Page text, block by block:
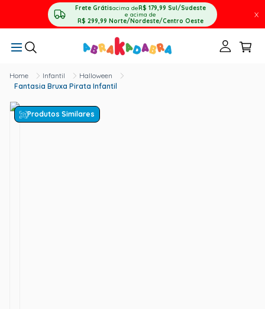
Frete Grátisacima deR$ 179,99 Sul/Sudeste
e acima de
R$ 299,99 Norte/Nordeste/Centro Oeste
X
Infantil
Halloween
Fantasia Bruxa Pirata Infantil
Produtos Similares